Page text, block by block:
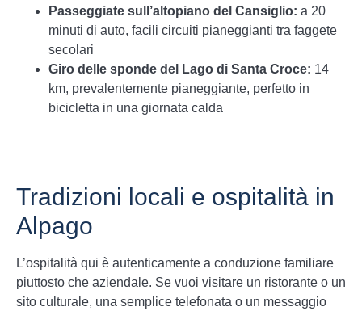
Passeggiate sull’altopiano del Cansiglio: a 20
minuti di auto, facili circuiti pianeggianti tra faggete
secolari
Giro delle sponde del Lago di Santa Croce: 14
km, prevalentemente pianeggiante, perfetto in
bicicletta in una giornata calda
Tradizioni locali e ospitalità in
Alpago
L’ospitalità qui è autenticamente a conduzione familiare
piuttosto che aziendale. Se vuoi visitare un ristorante o un
sito culturale, una semplice telefonata o un messaggio